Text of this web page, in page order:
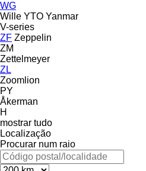
WG
Wille YTO Yanmar
V-series
ZF Zeppelin
ZM
Zettelmeyer
ZL
Zoomlion
PY
Åkerman
H
mostrar tudo
Localização
Procurar num raio